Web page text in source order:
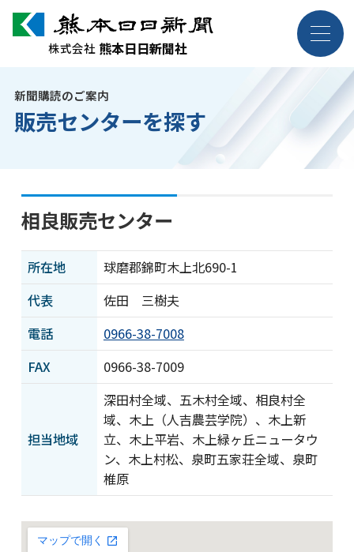
株式会社 熊本日日新聞社
新聞購読のご案内
販売センターを探す
相良販売センター
所在地
球磨郡錦町木上北690-1
代表
佐田 三樹夫
電話
0966-38-7008
FAX
0966-38-7009
担当地域
深田村全域、五木村全域、相良村全
域、木上（人吉農芸学院）、木上新
立、木上平岩、木上緑ヶ丘ニュータウ
ン、木上村松、泉町五家荘全域、泉町
椎原
株式会社 熊本日日新聞社
企業情報
採用案内
お問い合わせ
ニュース・トピックス
プライバシーポリシー
サイトポリシー
著作物の利用について
カスタマーハラスメント
に対する基本方針
サイトマップ